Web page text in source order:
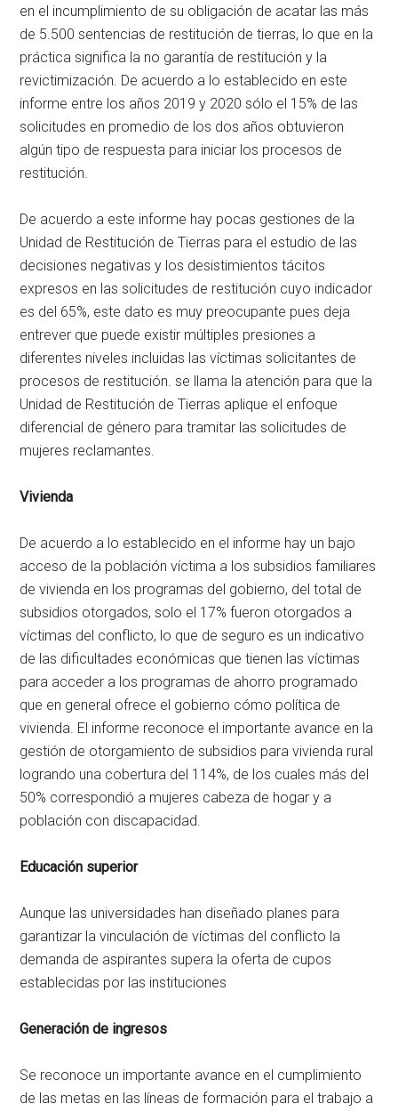
en el incumplimiento de su obligación de acatar las más
de 5.500 sentencias de restitución de tierras, lo que en la
práctica significa la no garantía de restitución y la
revictimización. De acuerdo a lo establecido en este
informe entre los años 2019 y 2020 sólo el 15% de las
solicitudes en promedio de los dos años obtuvieron
algún tipo de respuesta para iniciar los procesos de
restitución.
De acuerdo a este informe hay pocas gestiones de la
Unidad de Restitución de Tierras para el estudio de las
decisiones negativas y los desistimientos tácitos
expresos en las solicitudes de restitución cuyo indicador
es del 65%, este dato es muy preocupante pues deja
entrever que puede existir múltiples presiones a
diferentes niveles incluidas las víctimas solicitantes de
procesos de restitución. se llama la atención para que la
Unidad de Restitución de Tierras aplique el enfoque
diferencial de género para tramitar las solicitudes de
mujeres reclamantes.
Vivienda
De acuerdo a lo establecido en el informe hay un bajo
acceso de la población víctima a los subsidios familiares
de vivienda en los programas del gobierno, del total de
subsidios otorgados, solo el 17% fueron otorgados a
víctimas del conflicto, lo que de seguro es un indicativo
de las dificultades económicas que tienen las víctimas
para acceder a los programas de ahorro programado
que en general ofrece el gobierno cómo política de
vivienda. El informe reconoce el importante avance en la
gestión de otorgamiento de subsidios para vivienda rural
logrando una cobertura del 114%, de los cuales más del
50% correspondió a mujeres cabeza de hogar y a
población con discapacidad.
Educación superior
Aunque las universidades han diseñado planes para
garantizar la vinculación de víctimas del conflicto la
demanda de aspirantes supera la oferta de cupos
establecidas por las instituciones
Generación de ingresos
Se reconoce un importante avance en el cumplimiento
de las metas en las líneas de formación para el trabajo a